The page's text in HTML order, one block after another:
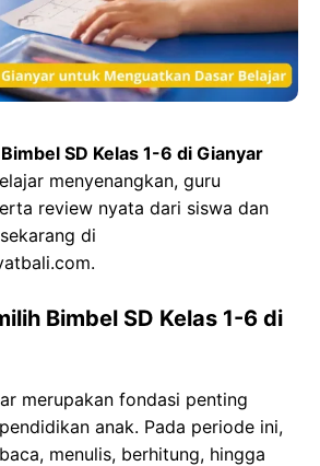
k n
p e
r
Bimbel SD Kelas 1-6 di Gianyar
menyenangkan, guru
review nyata dari siswa dan
di
Bimbel SD Kelas 1-6 di
merupakan fondasi penting
anak. Pada periode ini,
menulis, berhitung, hingga